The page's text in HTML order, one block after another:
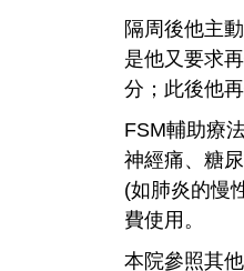
隔周後他主
是他又要求
分；此後他
FSM輔助療
神經痛、糖
(如肺炎的慢
費使用。
本院參照其